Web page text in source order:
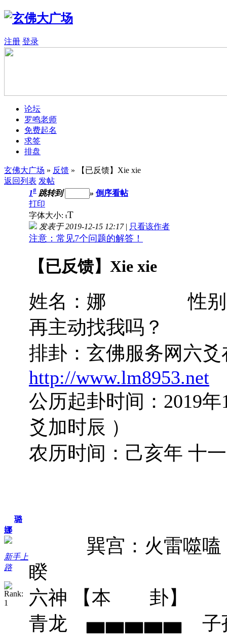
注册 登录
论坛
罗鸣老师
免费起名
求签
排盘
玄佛大广场 » 反馈 » 【已反馈】Xie xie
返回列表 发帖
璐
娜
新手上
路
1# 跳转到 » 倒序看帖
打印
字体大小: tT
发表于 2019-12-15 12:17| 只看该作者
注意：常见7个问题的解答！
【已反馈】Xie xie
姓名：娜 性别：
再主动找我吗？
排卦：玄佛服务网
http://www.lm8953.net
公历起卦时间：2019
爻加时辰 ）
农历时间：己亥年 十
巽宫：火
睽
六神 【本
青龙 ▅▅▅▅▅